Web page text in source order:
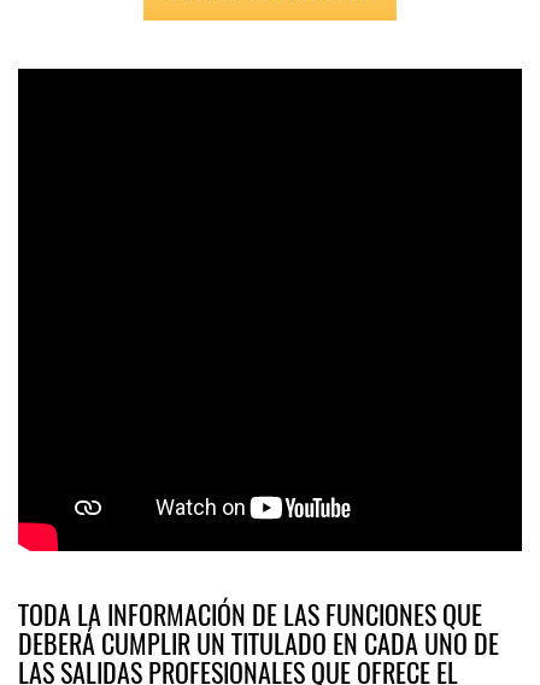
TODA LA INFORMACIÓN DE LAS FUNCIONES QUE
DEBERÁ CUMPLIR UN TITULADO EN CADA UNO DE
LAS SALIDAS PROFESIONALES QUE OFRECE EL